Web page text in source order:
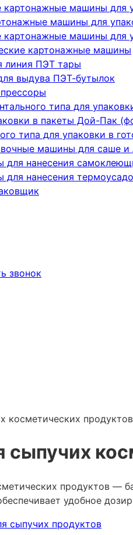
картонажные машины для
машины для
картонажные машины для
картонажные машины
линия ПЭТ тары
выдува ПЭТ-бутылок
типа для
в пакеты Дой-Пак
типа для упаковки в
машины для саше и
для нанесения
для нанесения
звонок
косметических продуктов
сыпучих
продуктов —
удобное
сыпучих продуктов